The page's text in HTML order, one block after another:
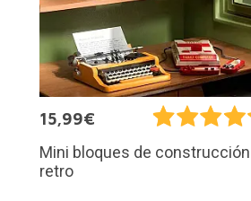
15,99€
Mini bloques de construcción
retro